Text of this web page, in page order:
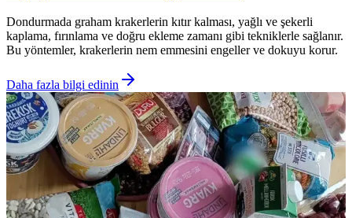
Dondurmada graham krakerlerin kıtır kalması, yağlı ve şekerli
kaplama, fırınlama ve doğru ekleme zamanı gibi tekniklerle sağlanır.
Bu yöntemler, krakerlerin nem emmesini engeller ve dokuyu korur.
Daha fazla bilgi edinin